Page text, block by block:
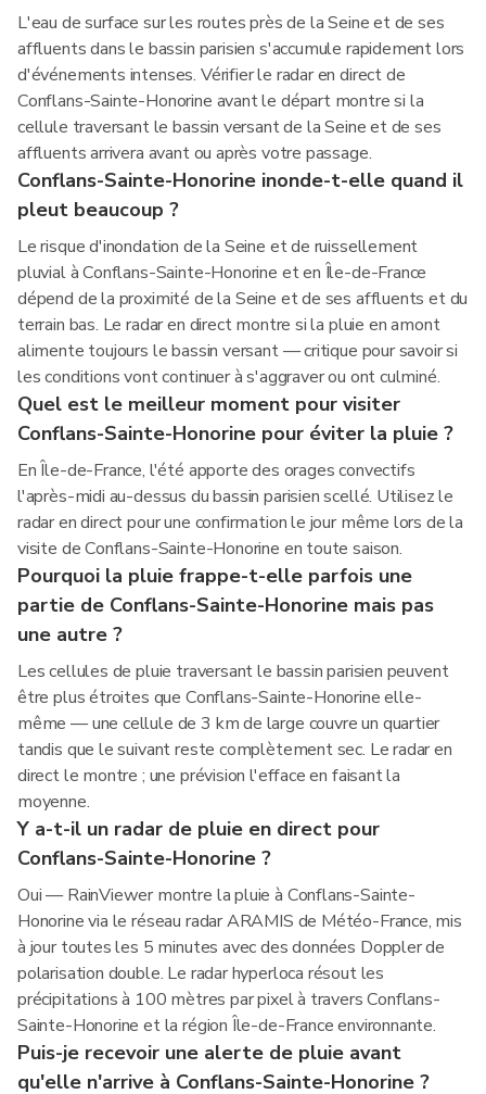
L'eau de surface sur les routes près de la Seine et de ses
affluents dans le bassin parisien s'accumule rapidement lors
d'événements intenses. Vérifier le radar en direct de
Conflans-Sainte-Honorine avant le départ montre si la
cellule traversant le bassin versant de la Seine et de ses
affluents arrivera avant ou après votre passage.
Conflans-Sainte-Honorine inonde-t-elle quand il
pleut beaucoup ?
Le risque d'inondation de la Seine et de ruissellement
pluvial à Conflans-Sainte-Honorine et en Île-de-France
dépend de la proximité de la Seine et de ses affluents et du
terrain bas. Le radar en direct montre si la pluie en amont
alimente toujours le bassin versant — critique pour savoir si
les conditions vont continuer à s'aggraver ou ont culminé.
Quel est le meilleur moment pour visiter
Conflans-Sainte-Honorine pour éviter la pluie ?
En Île-de-France, l'été apporte des orages convectifs
l'après-midi au-dessus du bassin parisien scellé. Utilisez le
radar en direct pour une confirmation le jour même lors de la
visite de Conflans-Sainte-Honorine en toute saison.
Pourquoi la pluie frappe-t-elle parfois une
partie de Conflans-Sainte-Honorine mais pas
une autre ?
Les cellules de pluie traversant le bassin parisien peuvent
être plus étroites que Conflans-Sainte-Honorine elle-
même — une cellule de 3 km de large couvre un quartier
tandis que le suivant reste complètement sec. Le radar en
direct le montre ; une prévision l'efface en faisant la
moyenne.
Y a-t-il un radar de pluie en direct pour
Conflans-Sainte-Honorine ?
Oui — RainViewer montre la pluie à Conflans-Sainte-
Honorine via le réseau radar ARAMIS de Météo-France, mis
à jour toutes les 5 minutes avec des données Doppler de
polarisation double. Le radar hyperloca résout les
précipitations à 100 mètres par pixel à travers Conflans-
Sainte-Honorine et la région Île-de-France environnante.
Puis-je recevoir une alerte de pluie avant
qu'elle n'arrive à Conflans-Sainte-Honorine ?